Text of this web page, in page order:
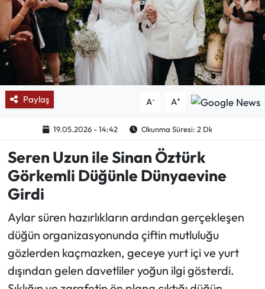
Paylaş A- A+
19.05.2026 - 14:42 Okunma Süresi: 2 Dk
Seren Uzun ile Sinan Öztürk
Görkemli Düğünle Dünyaevine
Girdi
Aylar süren hazırlıkların ardından gerçekleşen
düğün organizasyonunda çiftin mutluluğu
gözlerden kaçmazken, geceye yurt içi ve yurt
dışından gelen davetliler yoğun ilgi gösterdi.
Köşe Yazıları
Karikatür Galeri
BIK
ASTROLOJİ
Spor Yazıları
Mektup Galeri
Ekonomi
Turizm